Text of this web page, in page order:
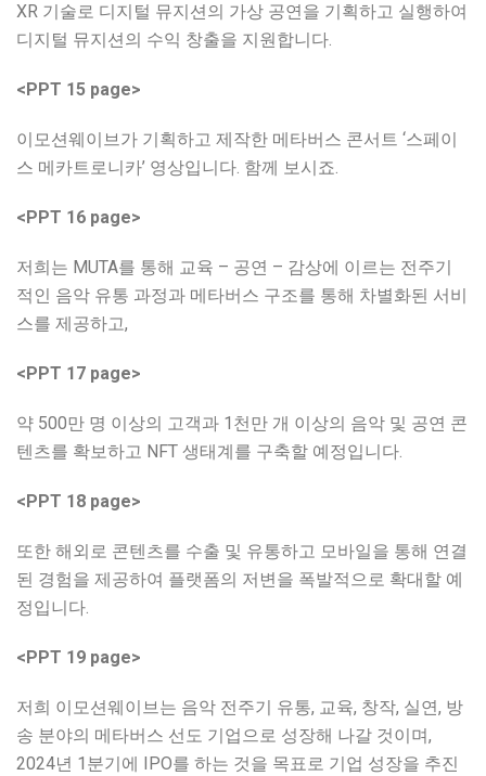
XR 기술로 디지털 뮤지션의 가상 공연을 기획하고 실행하여
디지털 뮤지션의 수익 창출을 지원합니다.
<PPT 15 page>
이모션웨이브가 기획하고 제작한 메타버스 콘서트 ‘스페이
스 메카트로니카’ 영상입니다. 함께 보시죠.
<PPT 16 page>
저희는 MUTA를 통해 교육 – 공연 – 감상에 이르는 전주기
적인 음악 유통 과정과 메타버스 구조를 통해 차별화된 서비
스를 제공하고,
<PPT 17 page>
약 500만 명 이상의 고객과 1천만 개 이상의 음악 및 공연 콘
텐츠를 확보하고 NFT 생태계를 구축할 예정입니다.
<PPT 18 page>
또한 해외로 콘텐츠를 수출 및 유통하고 모바일을 통해 연결
된 경험을 제공하여 플랫폼의 저변을 폭발적으로 확대할 예
정입니다.
<PPT 19 page>
저희 이모션웨이브는 음악 전주기 유통, 교육, 창작, 실연, 방
송 분야의 메타버스 선도 기업으로 성장해 나갈 것이며,
2024년 1분기에 IPO를 하는 것을 목표로 기업 성장을 추진